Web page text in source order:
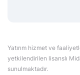
Yatırım hizmet ve
yetkilendirilen lisanslı
sunulmaktadır.